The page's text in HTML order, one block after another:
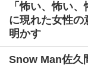
「怖い、怖い
に現れた女性の
明かす
Snow Man佐久